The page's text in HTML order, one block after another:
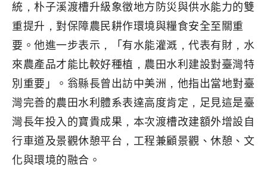
統，朴子溪渡槽升級象徵地方防災與供水能力的雙
重提升，對保障農民耕作環境與糧食安全至關重
要。他進一步表示，「有水能灌溉，代表有財，水
來農產品才能比較好種植，農田水利建設對臺灣特
別重要」。翁縣長曾出訪中美洲，他指出當地對臺
灣完善的農田水利體系表達高度肯定，足見這是臺
灣長年投入的寶貴成果，本次渡槽改建額外增設自
行車道及景觀休憩平台，工程兼顧景觀、休憩、文
化與環境的融合。